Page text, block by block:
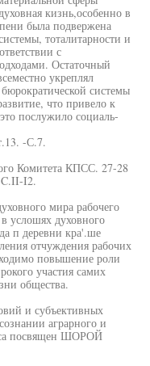
кизнь,особенно в
была подвержена
тоталитарности и
с
Остаточный
укреплял
системы
что привело к
послужило социаль-
-С.7.
Комитета КПСС. 27-28
C.II-I2.
мира рабочего
услошях духовного
п деревни кра'.ше
отчуждения рабочих
повышение роли
участия самих
общества.
и субъективных
аграрного и
посвящен ШОРОЙ